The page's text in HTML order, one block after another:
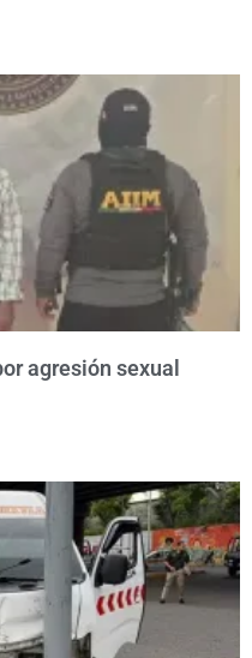
agresión sexual